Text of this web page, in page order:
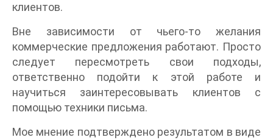
клиентов.
Вне зависимости от чьего-то желания
коммерческие предложения работают. Просто
следует пересмотреть свои подходы,
ответственно подойти к этой работе и
научиться заинтересовывать клиентов с
помощью техники письма.
Мое мнение подтверждено результатом в виде